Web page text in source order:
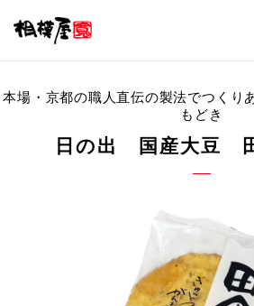
本場・京都の職人直伝の製法でつくり
もどき
日の出 国産大豆